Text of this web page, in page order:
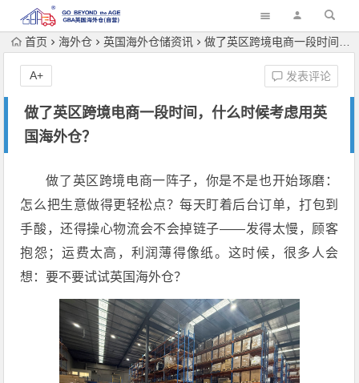
首页 海外仓 英国海外仓储资讯 做了英区跨境电商一段时间，什么时候考虑用英国海外仓？
做了英区跨境电商一段时间，什么时候考虑用英
国海外仓？
发表评论
A+
做了英区跨境电商一阵子，你是不是也开始琢磨：
怎么把生意做得更轻松点？每天盯着后台订单，打包到
手酸，还得操心物流会不会掉链子——发得太慢，顾客
抱怨；运费太高，利润薄得像纸。这时候，很多人会
想：要不要试试英国海外仓？